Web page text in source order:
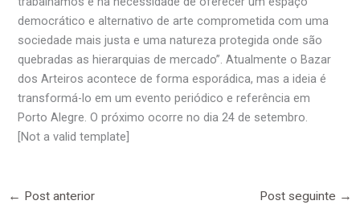
democrático e alternativo de arte comprometida com uma
sociedade mais justa e uma natureza protegida onde são
quebradas as hierarquias de mercado”. Atualmente o Bazar
dos Arteiros acontece de forma esporádica, mas a ideia é
transformá-lo em um evento periódico e referência em
Porto Alegre. O próximo ocorre no dia 24 de setembro.
[Not a valid template]
← Post anterior Post seguinte →